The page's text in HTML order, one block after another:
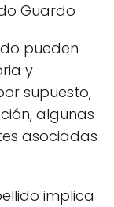
Guardo
pueden
y
supuesto,
algunas
asociadas
implica